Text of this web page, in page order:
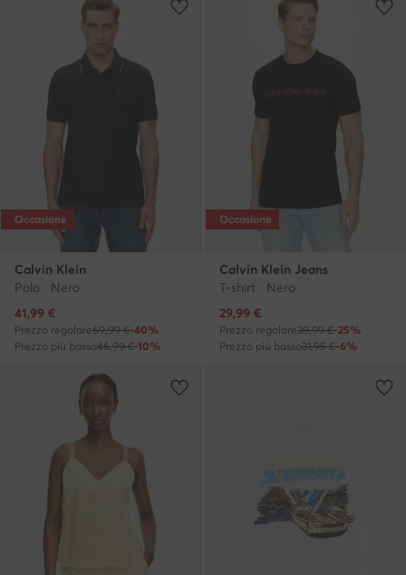
Occasione
Calvin Klein
Polo · Nero
Prezzo attuale
41,99 €
Prezzo regolare69,99 €-40%
Prezzo più basso46,99 €-10%
Occasione
Calvin Klein Jeans
T-shirt · Nero
Prezzo attuale
29,99 €
Prezzo regolare39,99 €-25%
Prezzo più basso31,95 €-6%